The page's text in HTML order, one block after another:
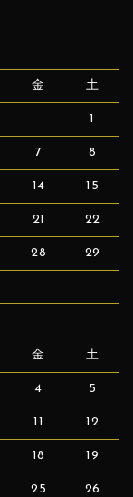
金 土
1
7 8
14 15
21 22
28 29
金 土
4 5
11 12
18 19
25 26